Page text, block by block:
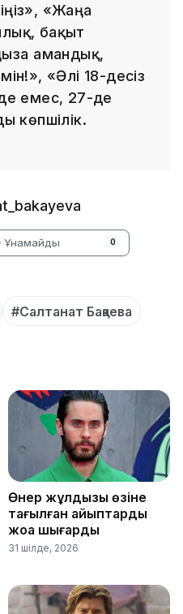
«Жаңа
бақыт
амандық,
«Әлі 18-десіз
емес, 27-де
көпшілік.
Ұнамайды 0
#Салтанат Бақаева
Өнер жұлдызы өзіне
тағылған айыптарды
жоққа шығарды
31 шілде, 2026